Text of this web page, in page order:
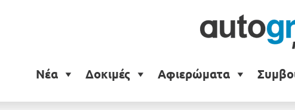
Νέα Δοκιμές Αφιερώματα